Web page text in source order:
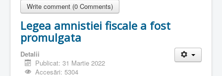
Write comment (0 Comments)
Legea amnistiei fiscale a fost
promulgata
Detalii
Publicat: 31 Martie 2022
Accesări: 5304